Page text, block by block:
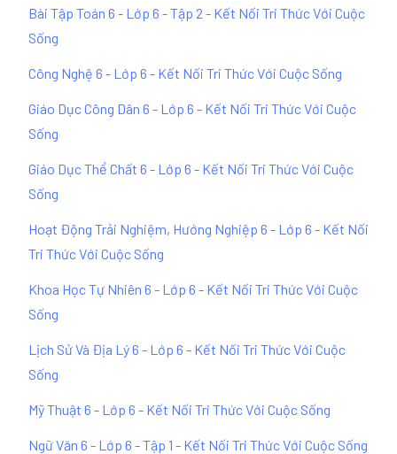
Bài Tập Toán 6 - Lớp 6 - Tập 2 - Kết Nối Tri Thức Với Cuộc
Sống
Công Nghệ 6 - Lớp 6 - Kết Nối Tri Thức Với Cuộc Sống
Giáo Dục Công Dân 6 - Lớp 6 - Kết Nối Tri Thức Với Cuộc
Sống
Giáo Dục Thể Chất 6 - Lớp 6 - Kết Nối Tri Thức Với Cuộc
Sống
Hoạt Động Trải Nghiệm, Hướng Nghiệp 6 - Lớp 6 - Kết Nối
Tri Thức Với Cuộc Sống
Khoa Học Tự Nhiên 6 - Lớp 6 - Kết Nối Tri Thức Với Cuộc
Sống
Lịch Sử Và Địa Lý 6 - Lớp 6 - Kết Nối Tri Thức Với Cuộc
Sống
Mỹ Thuật 6 - Lớp 6 - Kết Nối Tri Thức Với Cuộc Sống
Ngữ Văn 6 - Lớp 6 - Tập 1 - Kết Nối Tri Thức Với Cuộc Sống